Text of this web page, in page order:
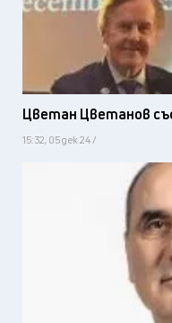
Цветан Цветанов
15:32, 05 дек 24 /